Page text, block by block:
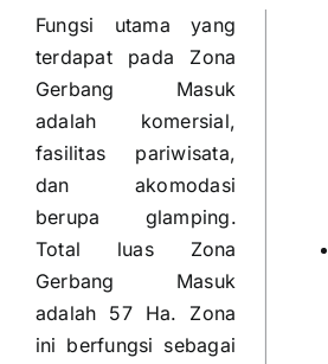
Fungsi utama yang
terdapat pada Zona
Gerbang Masuk
adalah komersial,
fasilitas pariwisata,
dan akomodasi
berupa glamping.
Total luas Zona
Gerbang Masuk
adalah 57 Ha. Zona
ini berfungsi sebagai